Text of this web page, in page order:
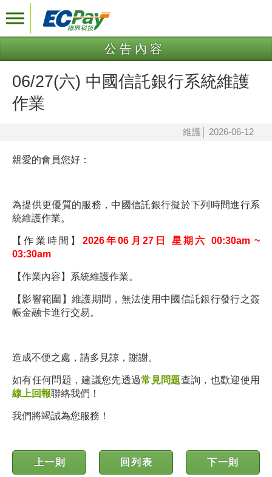
公告內容
06/27(六) 中國信託銀行系統維護
作業
維護 2026-06-12
親愛的會員您好：
為提供更優質的服務，中國信託銀行擬於下列時間進行系
統維護作業。
【作業時間】 2026年06月27日 星期六
00:30am ~
03:30am
【作業內容】系統維護作業。
【影響範圍】維護期間，無法使用中國信託銀行發行之簽
帳金融卡進行交易。
造成不便之處，請多見諒，謝謝。
如有任何問題，建議您先透過常見問題查詢，也歡迎使用
線上回報聯絡我們！
我們將竭誠為您服務！
上一則 回列表 下一則